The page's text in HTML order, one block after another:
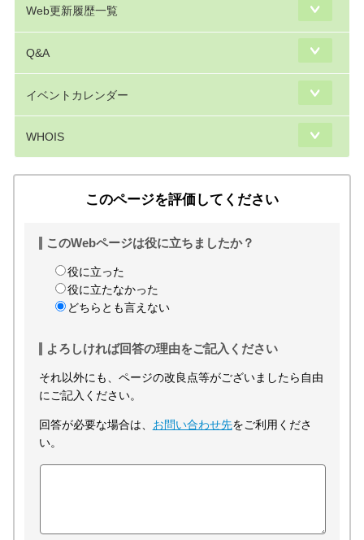
Web更新履歴一覧
Q&A
イベントカレンダー
WHOIS
このページを評価してください
このWebページは役に立ちましたか？
役に立った
役に立たなかった
どちらとも言えない
よろしければ回答の理由をご記入ください
それ以外にも、ページの改良点等がございましたら自由
にご記入ください。
回答が必要な場合は、 お問い合わせ先をご利用くださ
い。